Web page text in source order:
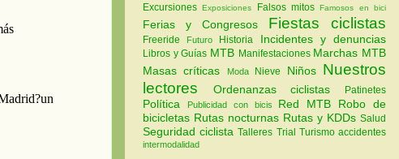
ExcursionesExposiciones Falsos mitosFamosos en bici
Ferias y Congresos Fiestas ciclistas
Freeride Futuro Historia Incidentes y denuncias
Libros y Guías MTB Manifestaciones Marchas MTB
Masas críticas
Moda Nieve Niños Nuestros
lectores
Ordenanzas ciclistas Patinetes
Política Publicidad con bicis Red MTB Robo de
bicicletas Rutas nocturnas Rutas y KDDs Salud
Seguridad ciclistaTalleres Trial Turismoaccidentes
intermodalidad